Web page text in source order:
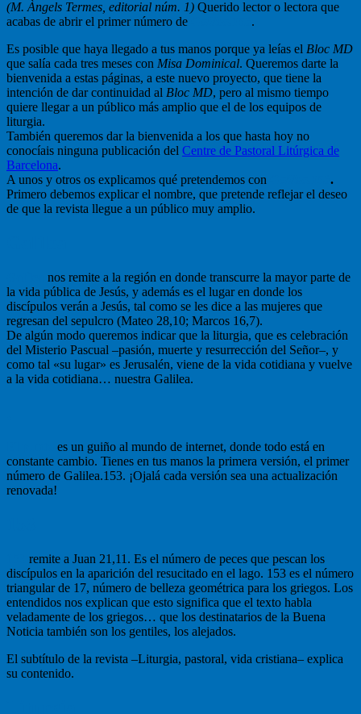
(M. Àngels Termes, editorial núm. 1) Querido lector o lectora que
acabas de abrir el primer número de
.
Es posible que haya llegado a tus manos porque ya leías el Bloc MD
que salía cada tres meses con Misa Dominical. Queremos darte la
bienvenida a estas páginas, a este nuevo proyecto, que tiene la
intención de dar continuidad al Bloc MD, pero al mismo tiempo
quiere llegar a un público más amplio que el de los equipos de
liturgia.
También queremos dar la bienvenida a los que hasta hoy no
conocíais ninguna publicación del Centre de Pastoral Litúrgica de
Barcelona.
A unos y otros os explicamos qué pretendemos con
.
Primero debemos explicar el nombre, que pretende reflejar el deseo
de que la revista llegue a un público muy amplio.
nos remite a la región en donde transcurre la mayor parte de
la vida pública de Jesús, y además es el lugar en donde los
discípulos verán a Jesús, tal como se les dice a las mujeres que
regresan del sepulcro (Mateo 28,10; Marcos 16,7).
De algún modo queremos indicar que la liturgia, que es celebración
del Misterio Pascual –pasión, muerte y resurrección del Señor–, y
como tal «su lugar» es Jerusalén, viene de la vida cotidiana y vuelve
a la vida cotidiana… nuestra Galilea.
es un guiño al mundo de internet, donde todo está en
constante cambio. Tienes en tus manos la primera versión, el primer
número de Galilea.153. ¡Ojalá cada versión sea una actualización
renovada!
remite a Juan 21,11. Es el número de peces que pescan los
discípulos en la aparición del resucitado en el lago. 153 es el número
triangular de 17, número de belleza geométrica para los griegos. Los
entendidos nos explican que esto significa que el texto habla
veladamente de los griegos… que los destinatarios de la Buena
Noticia también son los gentiles, los alejados.
El subtítulo de la revista –Liturgia, pastoral, vida cristiana– explica
su contenido.